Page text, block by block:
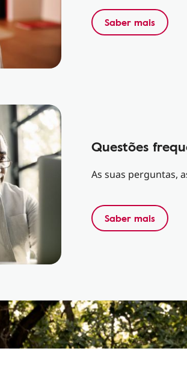
Saber mais
Questões
As suas perguntas,
Saber mais